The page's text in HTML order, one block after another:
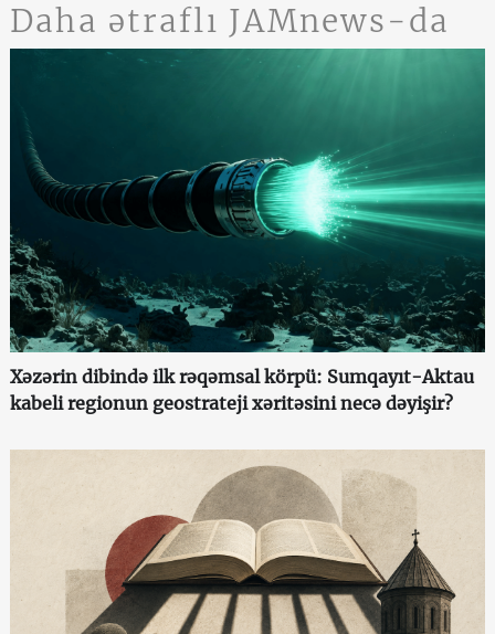
Daha ətraflı JAMnews-da
Xəzərin dibində ilk rəqəmsal körpü: Sumqayıt-Aktau
kabeli regionun geostrateji xəritəsini necə dəyişir?